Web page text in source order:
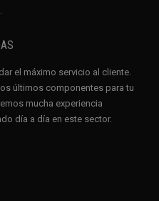
el máximo servicio al cliente.
últimos componentes para tu
mucha experiencia
día a día en este sector.